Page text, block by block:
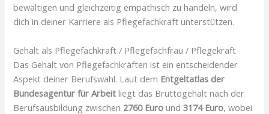
bewältigen und gleichzeitig empathisch zu handeln, wird
dich in deiner Karriere als Pflegefachkraft unterstützen.
Gehalt als Pflegefachkraft / Pflegefachfrau / Pflegekraft
Das Gehalt von Pflegefachkräften ist ein entscheidender
Aspekt deiner Berufswahl. Laut dem Entgeltatlas der
Bundesagentur für Arbeit liegt das Bruttogehalt nach der
Berufsausbildung zwischen 2760 Euro und3174 Euro, wobei